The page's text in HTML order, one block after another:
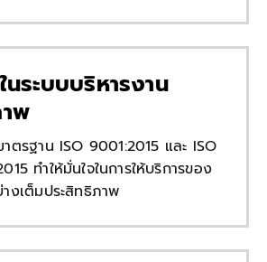
นระบบบริหารงาน
พ
าตรฐาน ISO 9001:2015 และ ISO
ทำให้มั่นใจในการให้บริการของ
างเต็มประสิทธิภาพ